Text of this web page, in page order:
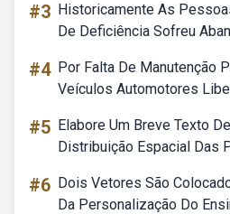
#3 Historicamente As
De Deficiência Sofreu
#4 Por Falta De Manutenção
Veículos Automotores
#5 Elabore Um Breve Texto
Distribuição Espacial Das
#6 Dois Vetores São
Da Personalização Do